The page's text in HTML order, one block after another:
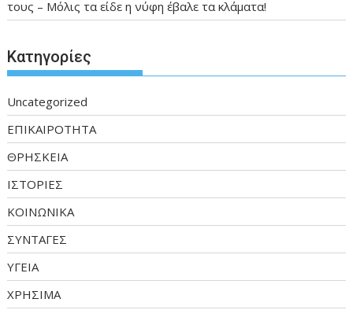
τους – Μόλις τα είδε η νύφη έβαλε τα κλάματα!
Kατηγορίες
Uncategorized
ΕΠΙΚΑΙΡΟΤΗΤΑ
ΘΡΗΣΚΕΙΑ
ΙΣΤΟΡΙΕΣ
ΚΟΙΝΩΝΙΚΑ
ΣΥΝΤΑΓΕΣ
ΥΓΕΙΑ
ΧΡΗΣΙΜΑ